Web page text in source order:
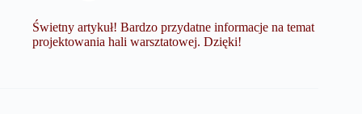
Świetny artykuł! Bardzo przydatne informacje na temat
projektowania hali warsztatowej. Dzięki!